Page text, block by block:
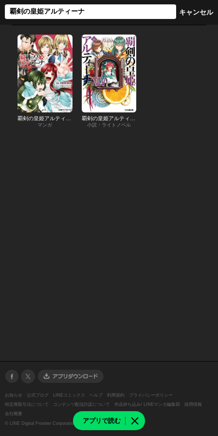
アプリで読む
マンガ 小説・ライトノベル
お知らせ 公式ブログ LINEコミックス ヘルプ 利用規約
プライバシーポリシー
特定商取引法について
コンテンツ配信許諾について 作品持ち込み/ LINEマンガ編集部
採用情報
会社概要
© LINE Digital Frontier Corporation